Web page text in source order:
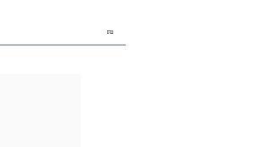
ru